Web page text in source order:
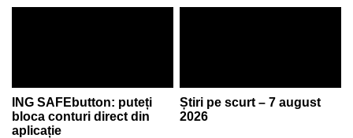
ING SAFEbutton: puteți
bloca conturi direct din
aplicație
Știri pe scurt – 7 august
2026